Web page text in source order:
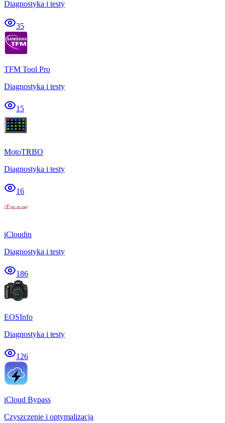
Diagnostyka i testy
35
TFM Tool Pro
Diagnostyka i testy
15
MotoTRBO
Diagnostyka i testy
16
iCloudin
Diagnostyka i testy
186
EOSInfo
Diagnostyka i testy
126
iCloud Bypass
Czyszczenie i optymalizacja